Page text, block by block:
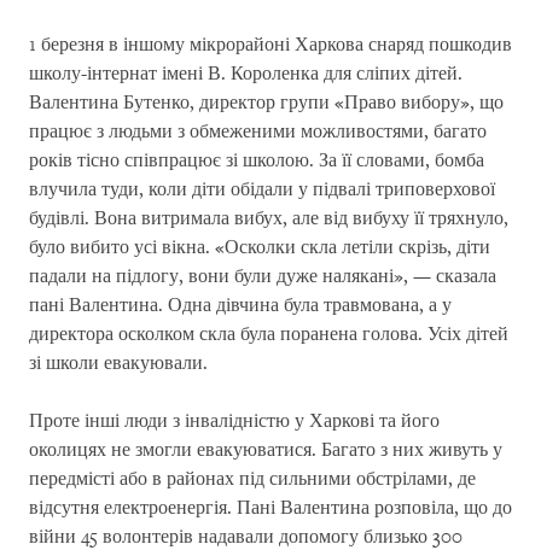
1 березня в іншому мікрорайоні Харкова снаряд пошкодив
школу-інтернат імені В. Короленка для сліпих дітей.
Валентина Бутенко, директор групи «Право вибору», що
працює з людьми з обмеженими можливостями, багато
років тісно співпрацює зі школою. За її словами, бомба
влучила туди, коли діти обідали у підвалі триповерхової
будівлі. Вона витримала вибух, але від вибуху її тряхнуло,
було вибито усі вікна. «Осколки скла летіли скрізь, діти
падали на підлогу, вони були дуже налякані», — сказала
пані Валентина. Одна дівчина була травмована, а у
директора осколком скла була поранена голова. Усіх дітей
зі школи евакуювали.
Проте інші люди з інвалідністю у Харкові та його
околицях не змогли евакуюватися. Багато з них живуть у
передмісті або в районах під сильними обстрілами, де
відсутня електроенергія. Пані Валентина розповіла, що до
війни 45 волонтерів надавали допомогу близько 300